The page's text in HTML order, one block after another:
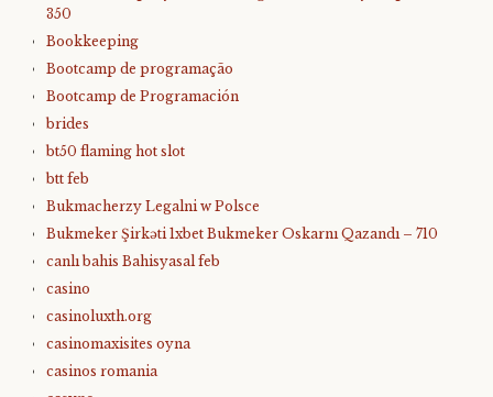
350
Bookkeeping
Bootcamp de programação
Bootcamp de Programación
brides
bt50 flaming hot slot
btt feb
Bukmacherzy Legalni w Polsce
Bukmeker Şirkəti 1xbet Bukmeker Oskarnı Qazandı – 710
canlı bahis Bahisyasal feb
casino
casinoluxth.org
casinomaxisites oyna
casinos romania